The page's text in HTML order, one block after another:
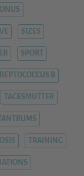
SIZES
SPORT
B
TAGESMUTTER
TRAINING